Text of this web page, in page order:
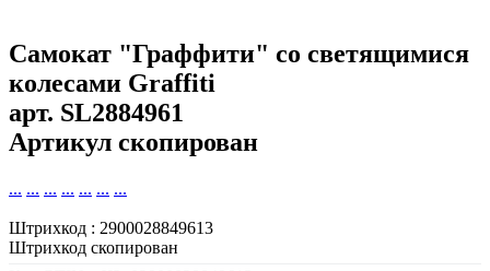
Самокат "Граффити" со светящимися
колесами Graffiti
арт. SL2884961
Артикул скопирован
... ... ... ... ... ... ...
Штрихкод : 2900028849613
Штрихкод скопирован